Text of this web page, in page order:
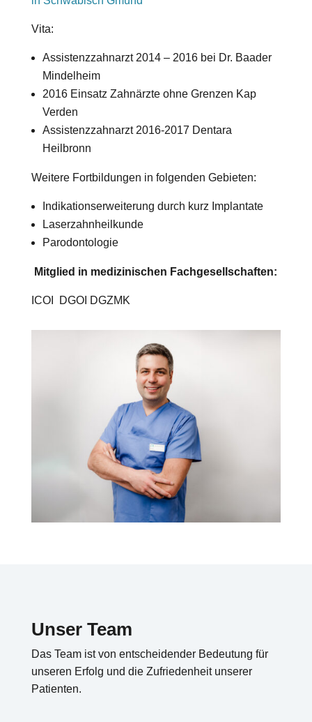
Vita:
Assistenzzahnarzt 2014 – 2016 bei Dr. Baader
Mindelheim
2016 Einsatz Zahnärzte ohne Grenzen Kap
Verden
Assistenzzahnarzt 2016-2017 Dentara
Heilbronn
Weitere Fortbildungen in folgenden Gebieten:
Indikationserweiterung durch kurz Implantate
Laserzahnheilkunde
Parodontologie
Mitglied in medizinischen Fachgesellschaften:
ICOI DGOI DGZMK
Unser Team
Das Team ist von entscheidender Bedeutung für
unseren Erfolg und die Zufriedenheit unserer
Patienten.